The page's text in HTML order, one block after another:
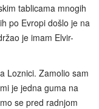
tablicama mnogih
po Evropi došlo je na
je imam Elvir-
Loznici. Zamolio sam
je jedna guma na
se pred radnjom